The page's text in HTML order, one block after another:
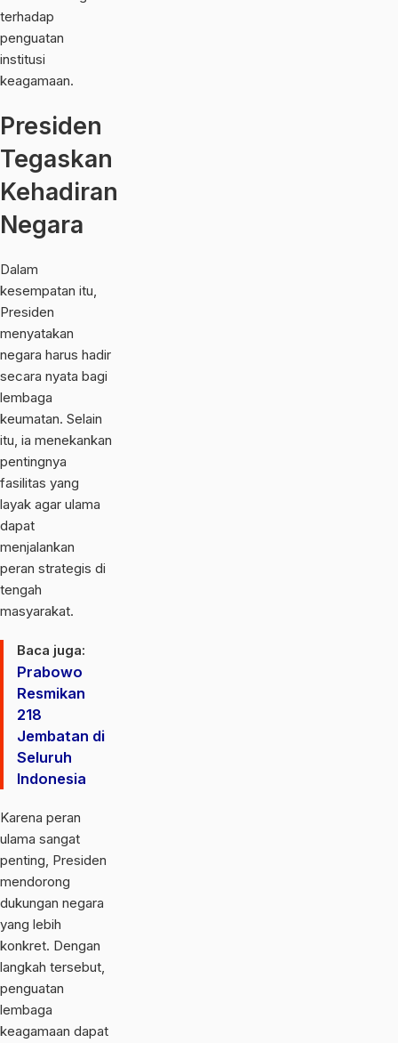
terhadap
penguatan
institusi
keagamaan.
Presiden
Tegaskan
Kehadiran
Negara
Dalam
kesempatan itu,
Presiden
menyatakan
negara harus hadir
secara nyata bagi
lembaga
keumatan. Selain
itu, ia menekankan
pentingnya
fasilitas yang
layak agar ulama
dapat
menjalankan
peran strategis di
tengah
masyarakat.
Baca juga:
Prabowo
Resmikan
218
Jembatan di
Seluruh
Indonesia
Karena peran
ulama sangat
penting, Presiden
mendorong
dukungan negara
yang lebih
konkret. Dengan
langkah tersebut,
penguatan
lembaga
keagamaan dapat